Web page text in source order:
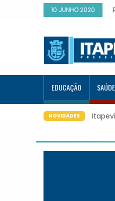
10 JUNHO 2020
EDUCAÇÃO SAÚDE
NOVIDADES
maior evolução educacional